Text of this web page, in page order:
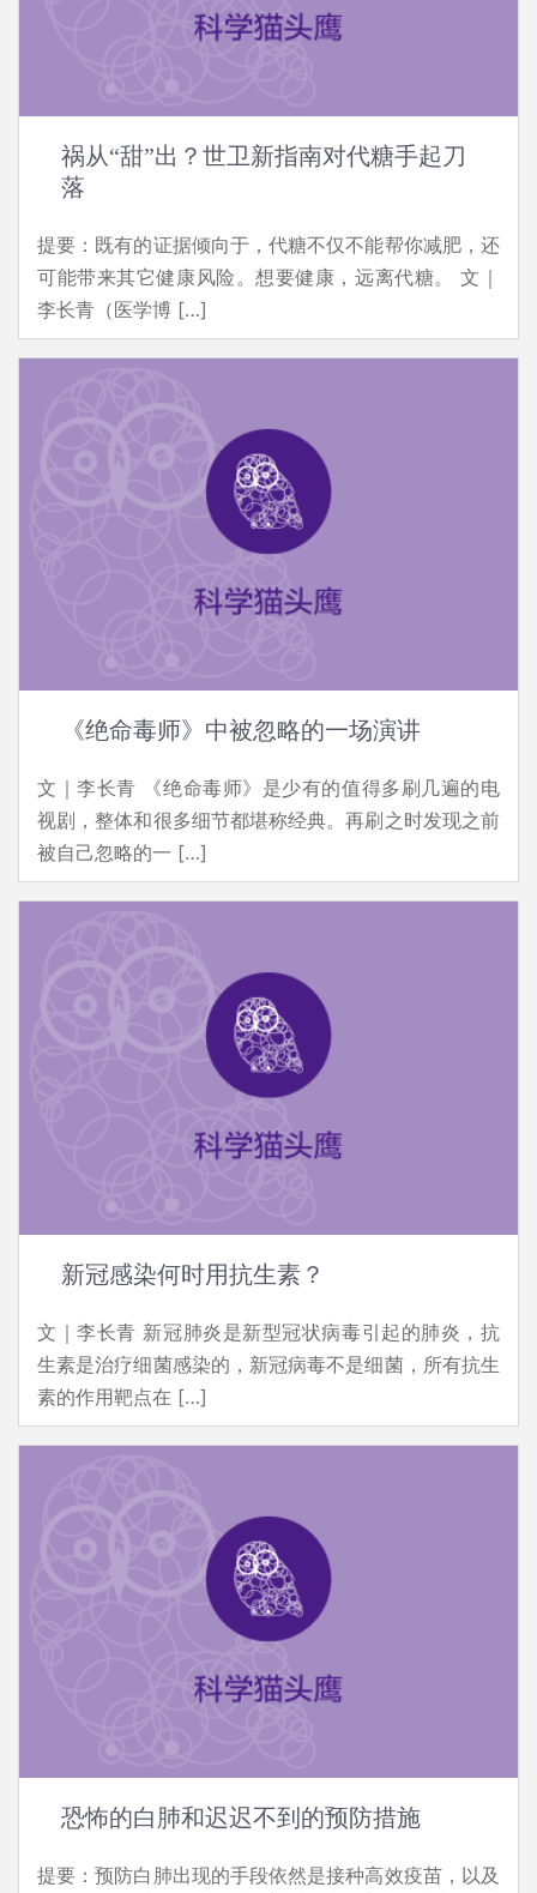
祸从“甜”出？世卫新指南对代糖手起刀
落
提要：既有的证据倾向于，代糖不仅不能帮你减肥，还
可能带来其它健康风险。想要健康，远离代糖。 文｜
李长青（医学博 […]
《绝命毒师》中被忽略的一场演讲
文｜李长青 《绝命毒师》是少有的值得多刷几遍的电
视剧，整体和很多细节都堪称经典。再刷之时发现之前
被自己忽略的一 […]
新冠感染何时用抗生素？
文｜李长青 新冠肺炎是新型冠状病毒引起的肺炎，抗
生素是治疗细菌感染的，新冠病毒不是细菌，所有抗生
素的作用靶点在 […]
恐怖的白肺和迟迟不到的预防措施
提要：预防白肺出现的手段依然是接种高效疫苗，以及